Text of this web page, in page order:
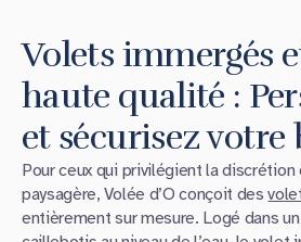
Volets immergés
haute qualité :
et sécurisez votre
Pour ceux qui privilégient la discrétion
paysagère, Volée d’O conçoit des
entièrement sur mesure. Logé dans